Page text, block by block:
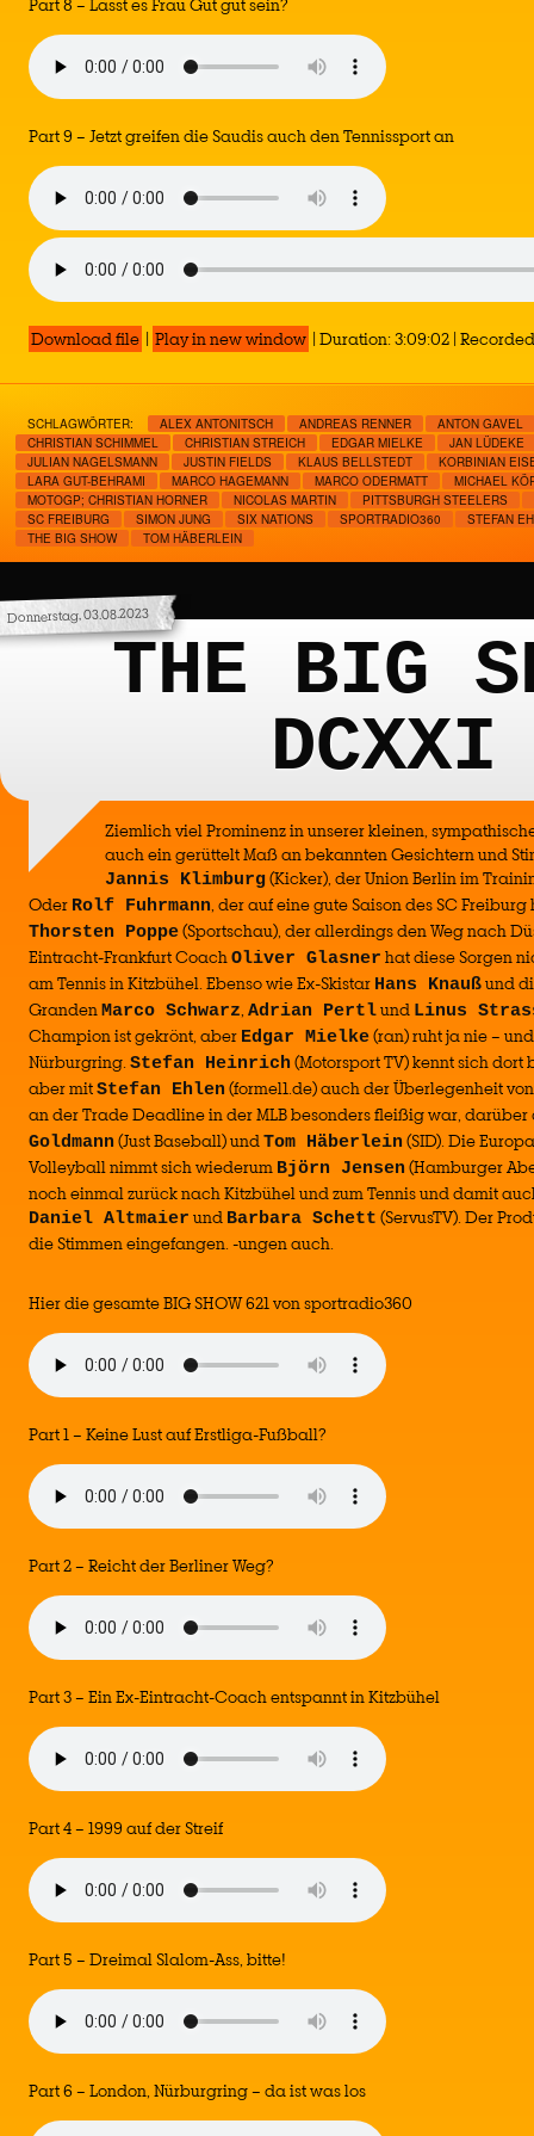
Part 8 – Lässt es Frau Gut gut sein?
Part 9 – Jetzt greifen die Saudis auch den Tennissport an
Download file | Play in new window | Duration: 3:09:02 |
SCHLAGWÖRTER: ALEX ANTONITSCH ANDREAS RENNER
ANTON GAVEL
CHRISTIAN SCHIMMEL
CHRISTIAN STREICH EDGAR MIELKE
JAN LÜDEKE
JULIAN NAGELSMANN
JUSTIN FIELDS KLAUS BELLSTEDT
KORBINIAN
LARA GUT-BEHRAMI
MARCO HAGEMANN MARCO ODERMATT
MICHAEL
MOTOGP; CHRISTIAN HORNER
NICOLAS MARTIN
PITTSBURGH STEELERS
SC FREIBURG
SIMON JUNG SIX NATIONS SPORTRADIO360
STEFAN
THE BIG SHOW
TOM HÄBERLEIN
Donnerstag, 03.08.2023
THE BIG
DCXXI
Ziemlich viel Prominenz in unserer kleinen,
auch ein gerüttelt Maß an bekannten Gesichtern und
Jannis Klimburg(Kicker), der Union Berlin im
Oder Rolf Fuhrmann, der auf eine gute Saison des SC
Thorsten Poppe(Sportschau), der allerdings den Weg nach
Eintracht-Frankfurt CoachOliver Glasner hat diese Sorgen
am Tennis in Kitzbühel. Ebenso wie Ex-Skistar Hans Knaußund
GrandenMarco Schwarz, Adrian Pertlund Linus
Champion ist gekrönt, aber Edgar Mielke(ran) ruht ja nie –
Nürburgring.Stefan Heinrich (Motorsport TV) kennt sich dort
aber mitStefan Ehlen (formel1.de) auch der Überlegenheit
an der Trade Deadline in der MLB besonders fleißig war,
Goldmann (Just Baseball) undTom Häberlein (SID). Die
Volleyball nimmt sich wiederum Björn Jensen (Hamburger
noch einmal zurück nach Kitzbühel und zum Tennis und damit
Daniel Altmaier und Barbara Schett (ServusTV). Der
die Stimmen eingefangen. -ungen auch.
Hier die gesamte BIG SHOW 621 von sportradio360
Part 1 – Keine Lust auf Erstliga-Fußball?
Part 2 – Reicht der Berliner Weg?
Part 3 – Ein Ex-Eintracht-Coach entspannt in Kitzbühel
Part 4 – 1999 auf der Streif
Part 5 – Dreimal Slalom-Ass, bitte!
Part 6 – London, Nürburgring – da ist was los